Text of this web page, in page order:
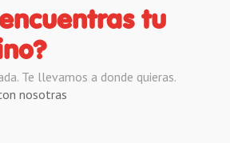
tu
Te llevamos a donde quieras.
nosotras